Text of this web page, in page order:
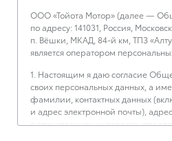
ООО «Тойота Мотор» (далее —
по адресу: 141031, Россия,
п. Вёшки, МКАД, 84-й км, ТПЗ
является оператором
1. Настоящим я даю согласие
своих персональных данных, а
фамилии, контактных данных
и адрес электронной почты),
о впечатлениях, интересах,